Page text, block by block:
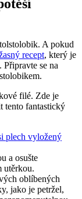
A pokud
recept, který je
se na
filé. Zde je
tento fantastický
plech vyložený
a osušte
utěrkou.
oblíbených
jako je petržel,